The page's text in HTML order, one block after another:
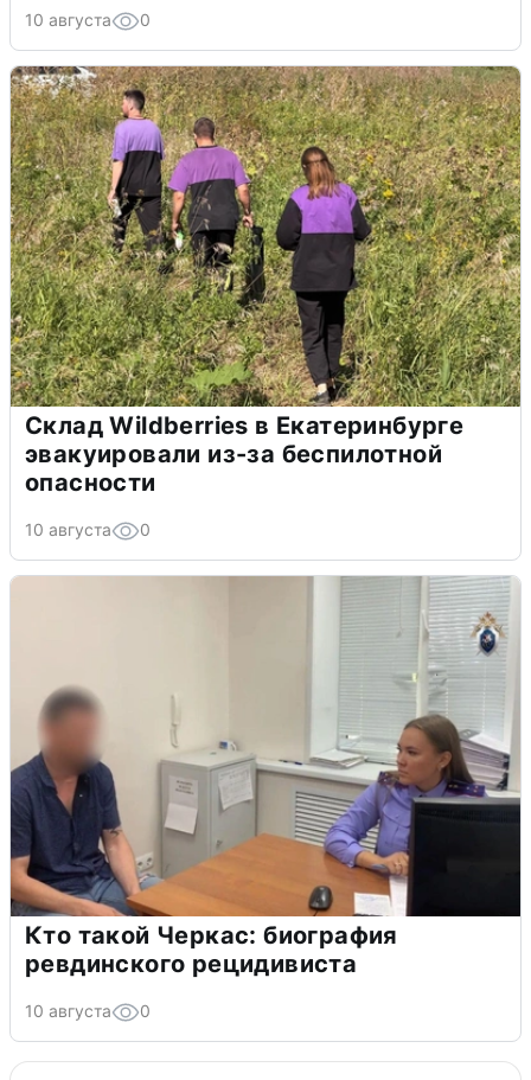
10 августа 0
Склад Wildberries в Екатеринбурге
эвакуировали из-за беспилотной
опасности
10 августа 0
Кто такой Черкас: биография
ревдинского рецидивиста
10 августа 0